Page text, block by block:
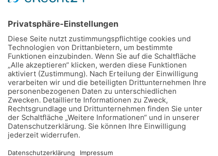
Saarland
Sachsen
Sachsen-Anhalt
Schleswig-Holstein
Thüringen